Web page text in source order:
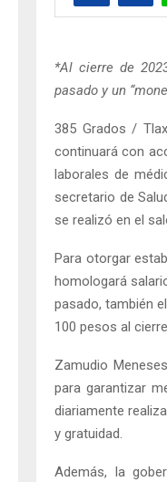
*Al cierre de
pasado y un
385 Grados /
continuará con
laborales de
secretario de
se realizó en el
Para otorgar
homologará
pasado, también
100 pesos al
Zamudio
para garantizar
diariamente
y gratuidad.
Además, la